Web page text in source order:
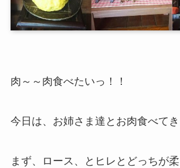
肉～～肉食べたいっ！！
今日は、お姉さま達とお肉食べてき
まず、ロース、とヒレとどっちが